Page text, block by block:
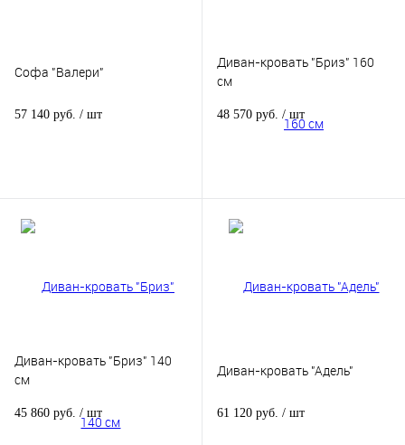
Софа "Валери"
57 140 руб. / шт
Диван-кровать "Бриз" 160
см
48 570 руб. / шт
Диван-кровать "Бриз" 140
см
45 860 руб. / шт
Диван-кровать "Адель"
61 120 руб. / шт